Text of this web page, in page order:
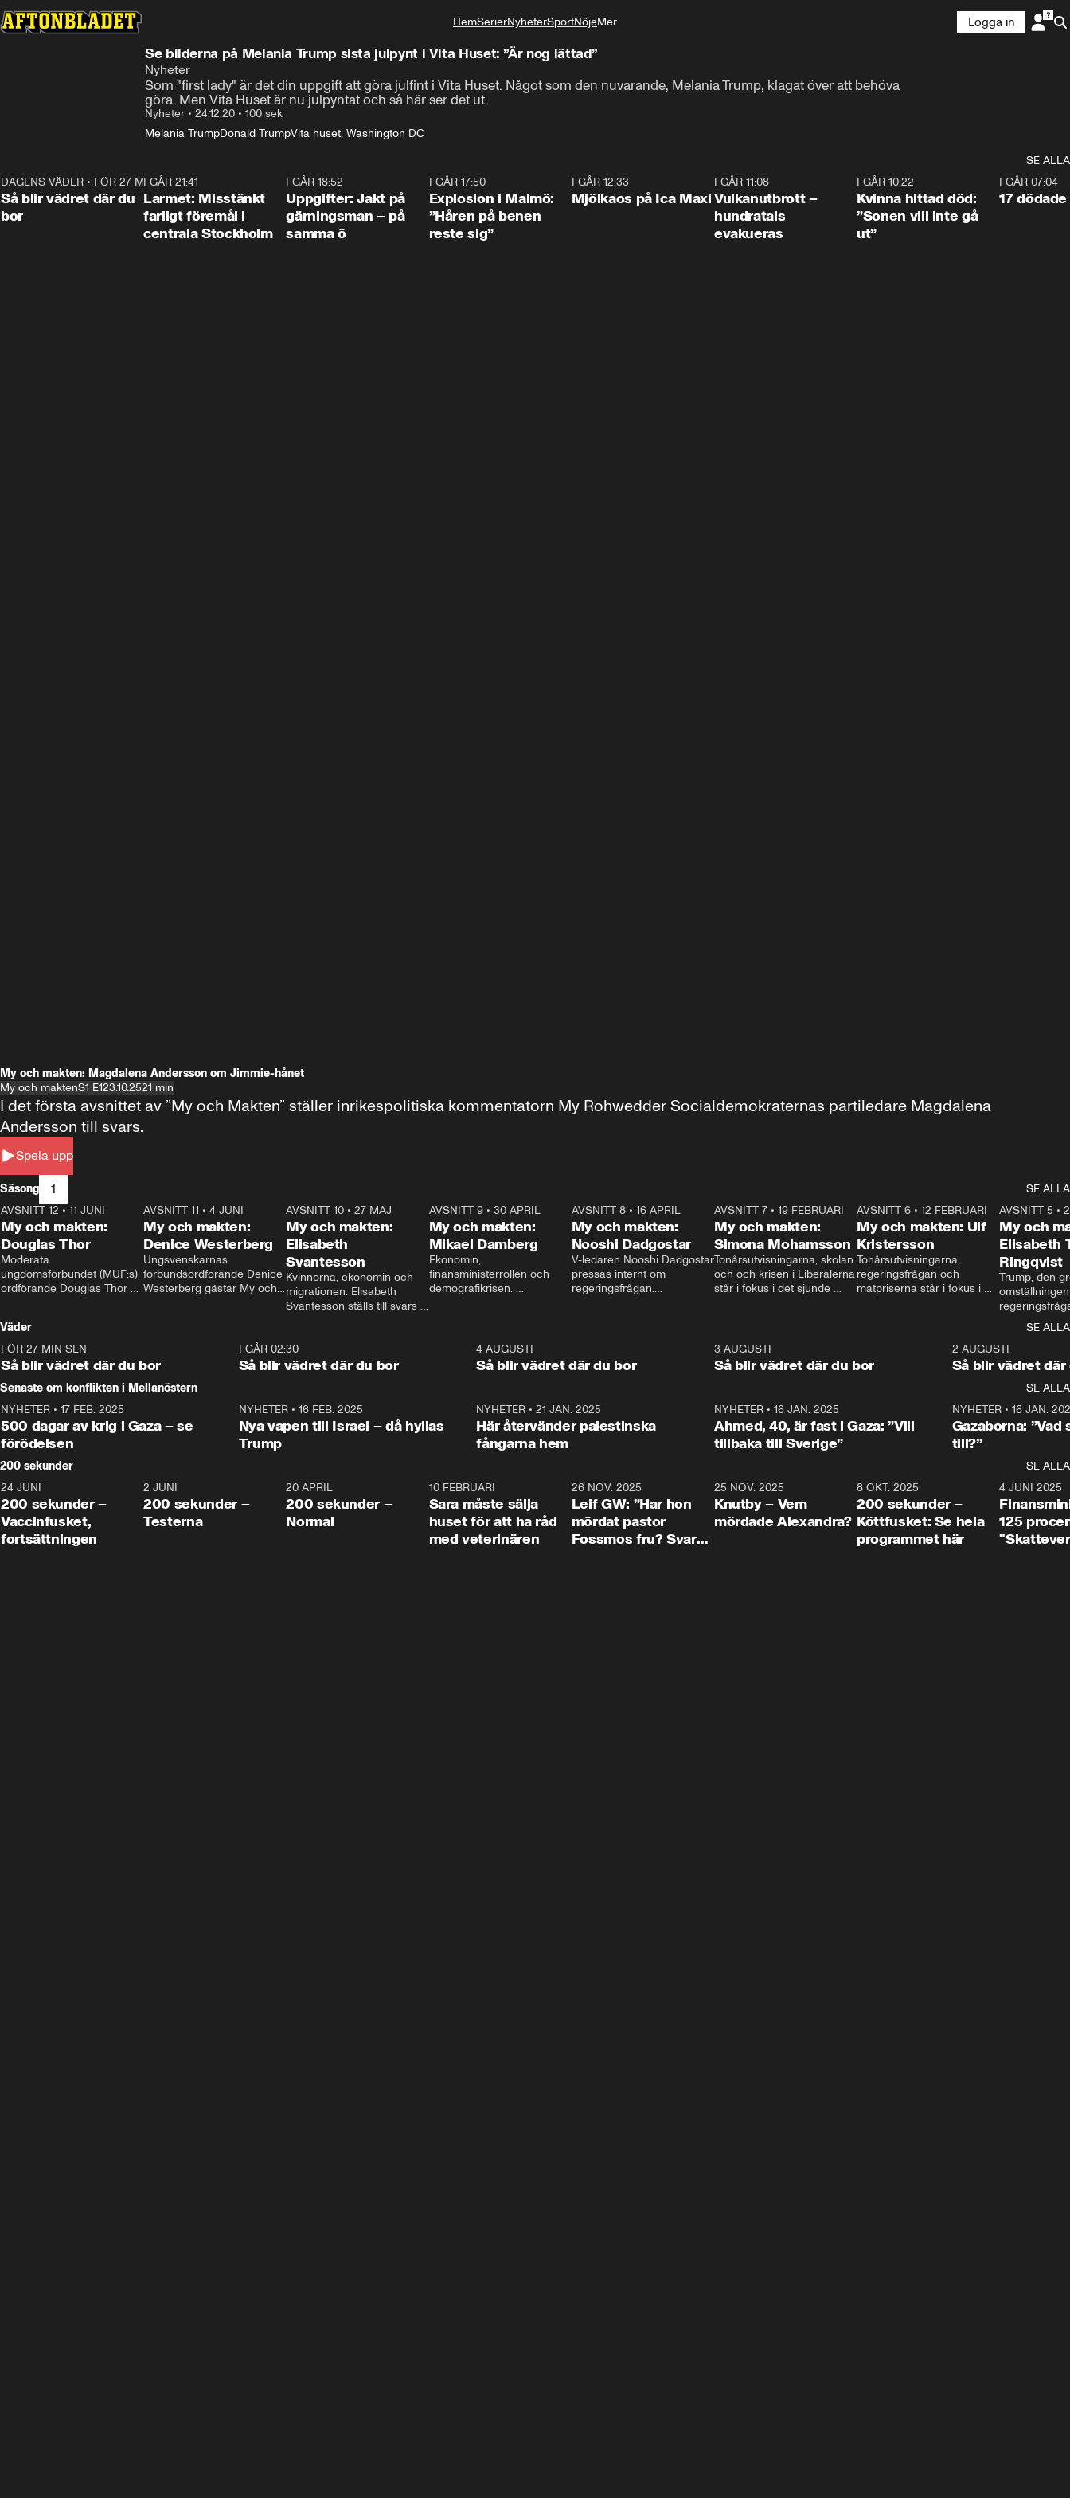
HemSerierNyheterSportNöjeMer
Livsstil
Logga in
Se bilderna på Melania Trump sista julpynt i Vita Huset: ”Är nog lättad”
Nyheter
Som "first lady" är det din uppgift att göra julfint i Vita Huset. Något som den nuvarande, Melania Trump, klagat över att behöva
göra. Men Vita Huset är nu julpyntat och så här ser det ut.
Nyheter • 24.12.20 • 100 sek
Melania TrumpDonald TrumpVita huset, Washington DC
SE ALLA
1:06
DAGENS VÄDER • FÖR 27 MIN SEN
Så blir vädret där du
bor
I GÅR 21:41
Larmet: Misstänkt
farligt föremål i
centrala Stockholm
I GÅR 18:52
Uppgifter: Jakt på
gärningsman – på
samma ö
I GÅR 17:50
Explosion i Malmö:
”Håren på benen
reste sig”
I GÅR 12:33
Mjölkaos på Ica Maxi
I GÅR 11:08
Vulkanutbrott –
hundratals
evakueras
I GÅR 10:22
Kvinna hittad död:
”Sonen vill inte gå
ut”
I GÅR 07:04
17
My och makten: Magdalena Andersson om Jimmie-hånet
My och maktenS1 E123.10.2521 min
Spela upp
I det första avsnittet av ”My och Makten” ställer inrikespolitiska kommentatorn My Rohwedder Socialdemokraternas partiledare Magdalena
Andersson till svars.
Säsong 1
SE ALLA
26:27
AVSNITT 12 • 11 JUNI
My och makten:
Douglas Thor
Moderata
ungdomsförbundet (MUF:s)
ordförande Douglas Thor
tonårsutvisningarna och hur
Moderaterna ska locka
väljare till valet i höst.
23:40
AVSNITT 11 •4 JUNI
My och makten:
Denice Westerberg
Ungsvenskarnas
förbundsordförande Denice
Westerberg gästar My och
AVSNITT 10 •27 MAJ
My och makten:
Elisabeth
Svantesson
Kvinnorna, ekonomin och
migrationen. Elisabeth
Svantesson ställs till svars
AVSNITT 9• 30 APRIL
My och makten:
Mikael Damberg
Ekonomin,
finansministerrollen och
demografikrisen.
och Makten.
AVSNITT 8• 16 APRIL
My och makten:
Nooshi Dadgostar
V-ledaren Nooshi Dadgostar
pressas internt om
regeringsfrågan.
– Vi ställer upp i val. Ska vi
vara med så sitter vi förstås
24:30
AVSNITT 7• 19 FEBRUARI
My och makten:
Simona Mohamsson
Tonårsutvisningarna, skolan
och och krisen i Liberalerna
står i fokus i det sjunde
kommentator My
Rohwedder ställer
utbildnings- och
Mohamsson till svars.
27:30
AVSNITT 6 •12 FEBRUARI
My och makten: Ulf
Kristersson
Tonårsutvisningarna,
regeringsfrågan och
matpriserna står i fokus i
Rohwedder ställer
statsminister Ulf Kristersson
AVSNITT 5 •
My och
Elisabeth
Ringqvist
Trump, den
centrum i
avsnittet av
Makten”. Se
Aftonbladets
Rohwedder
Thand Ring
Väder
SE ALLA
FÖR 27 MIN SEN
Så blir vädret där du bor
1:06
I GÅR 02:30
Så blir vädret där du bor
4 AUGUSTI
Så blir vädret där du bor
3 AUGUSTI
Så blir vädret där du bor
2 AUGUSTI
Så blir vädret där
Senaste om konflikten i Mellanöstern
SE ALLA
NYHETER • 17 FEB. 2025
500 dagar av krig i Gaza – se
förödelsen
NYHETER• 16 FEB. 2025
Nya vapen till Israel – då hyllas
Trump
NYHETER •21 JAN. 2025
Här återvänder palestinska
fångarna hem
NYHETER• 16 JAN. 2025
Ahmed, 40, är fast i Gaza: ”Vill
tillbaka till Sverige”
NYHETER• 16 JAN.
Gazaborna:
till?”
200 sekunder
SE ALLA
5:00
24 JUNI
200 sekunder –
Vaccinfusket,
fortsättningen
4:23
2 JUNI
200 sekunder –
Testerna
20 APRIL
200 sekunder –
Normal
10 FEBRUARI
Sara måste sälja
huset för att ha råd
med veterinären
26 NOV. 2025
Leif GW: ”Har hon
mördat pastor
Fossmos fru? Svar
31:05
25 NOV. 2025
Knutby – Vem
mördade Alexandra?
4:29
8 OKT. 2025
200 sekunder –
Köttfusket: Se hela
programmet här
4 JUNI 2025
125